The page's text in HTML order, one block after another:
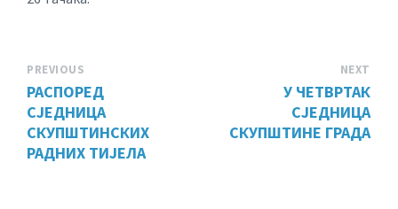
PREVIOUS
РАСПОРЕД
СЈЕДНИЦА
СКУПШТИНСКИХ
РАДНИХ ТИЈЕЛА
NEXT
У ЧЕТВРТАК
СЈЕДНИЦА
СКУПШТИНЕ ГРАДА